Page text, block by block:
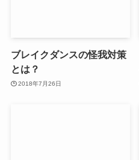
ブレイクダンスの怪我対策
とは？
2018年7月26日